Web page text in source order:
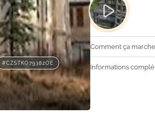
#CZSTKO79382OE
Comment ça
Informations